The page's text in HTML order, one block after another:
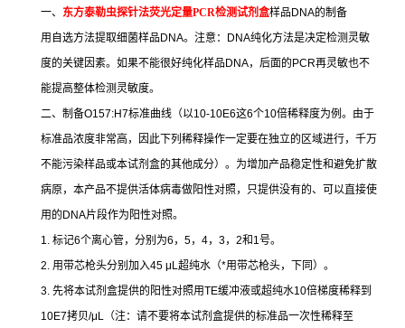
一、 东方泰勒虫探针法荧光定量PCR检测试剂盒样品 DNA的制备
用自选方法提取细菌样品 DNA。注意： DNA纯化方法是决定检测灵敏
度的关键因素。如果不能很好纯化样品 DNA，后面的PCR再灵敏也不
能提高整体检测灵敏度。
二、制备O157:H7标准曲线（以10-10E6这6个10倍稀释度为例。由于
标准品浓度非常高，因此下列稀释操作一定要在独立的区域进行，千万
不能污染样品或本试剂盒的其他成分）。为增加产品稳定性和避免扩散
病原，本产品不提供活体病毒做阳性对照，只提供没有的、可以直接使
用的DNA片段作为阳性对照。
1. 标记6个离心管，分别为6 ， 5， 4， 3， 2和 1号。
2. 用带芯枪头分别加入45 μL超纯水（*用带芯枪头，下同）。
3. 先将本试剂盒提供的阳性对照用TE缓冲液或超纯水10倍梯度稀释到
10E7拷贝/μL （注：请不要将本试剂盒提供的标准品一次性稀释至